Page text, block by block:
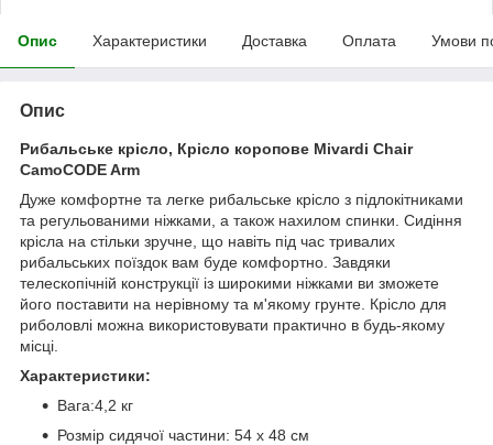
Опис Характеристики Доставка Оплата Умови
Опис
Рибальське крісло, Крісло коропове Mivardi Chair
CamoCODE Arm
Дуже комфортне та легке рибальське крісло з підлокітниками
та регульованими ніжками, а також нахилом спинки. Сидіння
крісла на стільки зручне, що навіть під час тривалих
рибальських поїздок вам буде комфортно. Завдяки
телескопічній конструкції із широкими ніжками ви зможете
його поставити на нерівному та м'якому грунте. Крісло для
риболовлі можна використовувати практично в будь-якому
місці.
Характеристики:
Вага:4,2 кг
Розмір сидячої частини: 54 х 48 см